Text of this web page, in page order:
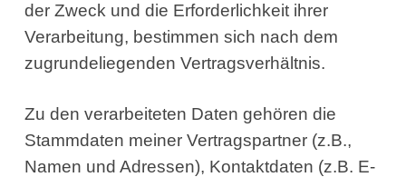
der Zweck und die Erforderlichkeit ihrer
Verarbeitung, bestimmen sich nach dem
zugrundeliegenden Vertragsverhältnis.
Zu den verarbeiteten Daten gehören die
Stammdaten meiner Vertragspartner (z.B.,
Namen und Adressen), Kontaktdaten (z.B. E-